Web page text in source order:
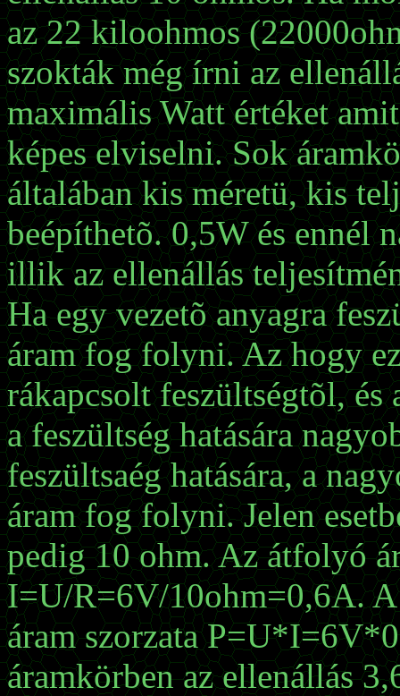
az 22 kiloohmos
szokták még írni az
maximális Watt értéket
képes elviselni. Sok
általában kis méretü, kis
beépíthetõ. 0,5W és ennél
illik az ellenállás
Ha egy vezetõ anyagra
áram fog folyni. Az hogy
rákapcsolt feszültségtõl,
a feszültség hatására
feszültsaég hatására, a
áram fog folyni. Jelen
pedig 10 ohm. Az átfolyó
I=U/R=6V/10ohm=0,6A. A
áram szorzata
áramkörben az ellenállás